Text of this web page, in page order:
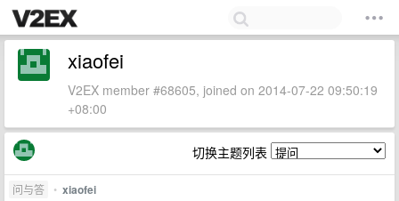
xiaofei
V2EX member #68605, joined on 2014-07-22 09:50:19
+08:00
切换主题列表
问与答 • xiaofei